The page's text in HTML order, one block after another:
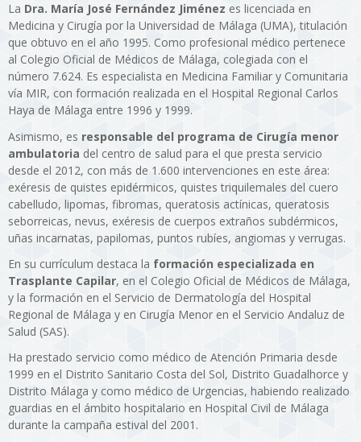
La Dra. María José Fernández Jiménez es licenciada en
Medicina y Cirugía por la Universidad de Málaga (UMA), titulación
que obtuvo en el año 1995. Como profesional médico pertenece
al Colegio Oficial de Médicos de Málaga, colegiada con el
número 7.624. Es especialista en Medicina Familiar y Comunitaria
vía MIR, con formación realizada en el Hospital Regional Carlos
Haya de Málaga entre 1996 y 1999.
Asimismo, es responsable del programa de Cirugía menor
ambulatoria del centro de salud para el que presta servicio
desde el 2012, con más de 1.600 intervenciones en este área:
exéresis de quistes epidérmicos, quistes triquilemales del cuero
cabelludo, lipomas, fibromas, queratosis actínicas, queratosis
seborreicas, nevus, exéresis de cuerpos extraños subdérmicos,
uñas incarnatas, papilomas, puntos rubíes, angiomas y verrugas.
En su currículum destaca la formación especializada en
Trasplante Capilar, en el Colegio Oficial de Médicos de Málaga,
y la formación en el Servicio de Dermatología del Hospital
Regional de Málaga y en Cirugía Menor en el Servicio Andaluz de
Salud (SAS).
Ha prestado servicio como médico de Atención Primaria desde
1999 en el Distrito Sanitario Costa del Sol, Distrito Guadalhorce y
Distrito Málaga y como médico de Urgencias, habiendo realizado
guardias en el ámbito hospitalario en Hospital Civil de Málaga
durante la campaña estival del 2001.